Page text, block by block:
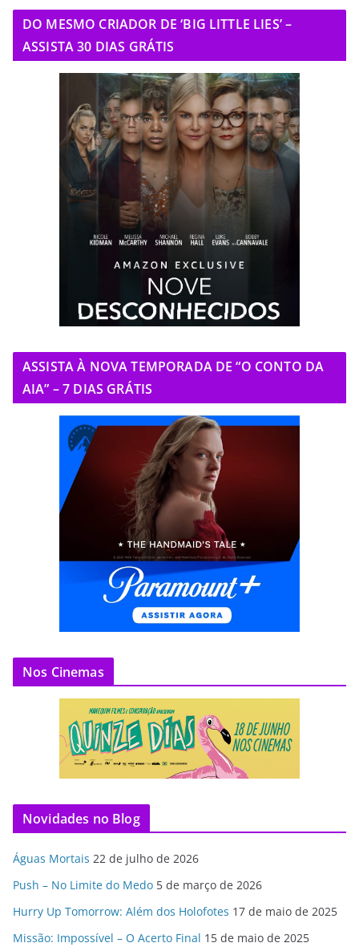
DO MESMO CRIADOR DE ‘BIG LITTLE LIES’ –
ASSISTA 30 DIAS GRÁTIS
ASSISTA À NOVA TEMPORADA DE “O CONTO DA
AIA” – 7 DIAS GRÁTIS
Nos Cinemas
Novidades no Blog
Águas Mortais 22 de julho de 2026
Push – No Limite do Medo 5 de março de 2026
Hurry Up Tomorrow: Além dos Holofotes 17 de maio de 2025
Missão: Impossível – O Acerto Final 15 de maio de 2025